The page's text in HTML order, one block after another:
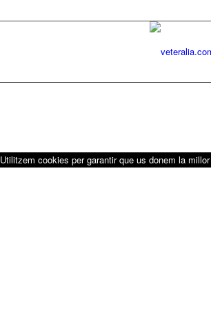
Utilitzem cookies per garantir que us donem la